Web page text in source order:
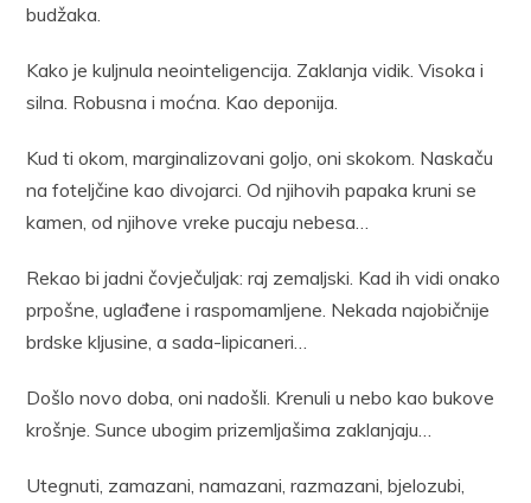
budžaka.
Kako je kuljnula neointeligencija. Zaklanja vidik. Visoka i
silna. Robusna i moćna. Kao deponija.
Kud ti okom, marginalizovani goljo, oni skokom. Naskaču
na foteljčine kao divojarci. Od njihovih papaka kruni se
kamen, od njihove vreke pucaju nebesa…
Rekao bi jadni čovječuljak: raj zemaljski. Kad ih vidi onako
prpošne, uglađene i raspomamljene. Nekada najobičnije
brdske kljusine, a sada-lipicaneri…
Došlo novo doba, oni nadošli. Krenuli u nebo kao bukove
krošnje. Sunce ubogim prizemljašima zaklanjaju…
Utegnuti, zamazani, namazani, razmazani, bjelozubi,